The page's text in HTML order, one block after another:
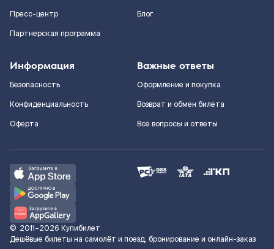
Пресс-центр
Партнерская программа
Блог
Информация
Безопасность
Конфиденциальность
Оферта
Важные ответы
Оформление и покупка
Возврат и обмен билета
Все вопросы и ответы
© 2011–2026 Купибилет
Дешёвые билеты на самолёт и поезд, бронирование и онлайн-заказ